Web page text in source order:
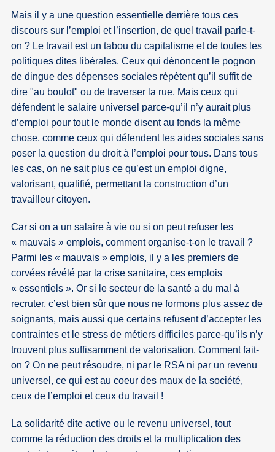
Mais il y a une question essentielle derrière tous ces
discours sur l’emploi et l’insertion, de quel travail parle-t-
on ? Le travail est un tabou du capitalisme et de toutes les
politiques dites libérales. Ceux qui dénoncent le pognon
de dingue des dépenses sociales répètent qu’il suffit de
dire "au boulot" ou de traverser la rue. Mais ceux qui
défendent le salaire universel parce-qu’il n’y aurait plus
d’emploi pour tout le monde disent au fonds la même
chose, comme ceux qui défendent les aides sociales sans
poser la question du droit à l’emploi pour tous. Dans tous
les cas, on ne sait plus ce qu’est un emploi digne,
valorisant, qualifié, permettant la construction d’un
travailleur citoyen.
Car si on a un salaire à vie ou si on peut refuser les
« mauvais » emplois, comment organise-t-on le travail ?
Parmi les « mauvais » emplois, il y a les premiers de
corvées révélé par la crise sanitaire, ces emplois
« essentiels ». Or si le secteur de la santé a du mal à
recruter, c’est bien sûr que nous ne formons plus assez de
soignants, mais aussi que certains refusent d’accepter les
contraintes et le stress de métiers difficiles parce-qu’ils n’y
trouvent plus suffisamment de valorisation. Comment fait-
on ? On ne peut résoudre, ni par le RSA ni par un revenu
universel, ce qui est au coeur des maux de la société,
ceux de l’emploi et ceux du travail !
La solidarité dite active ou le revenu universel, tout
comme la réduction des droits et la multiplication des